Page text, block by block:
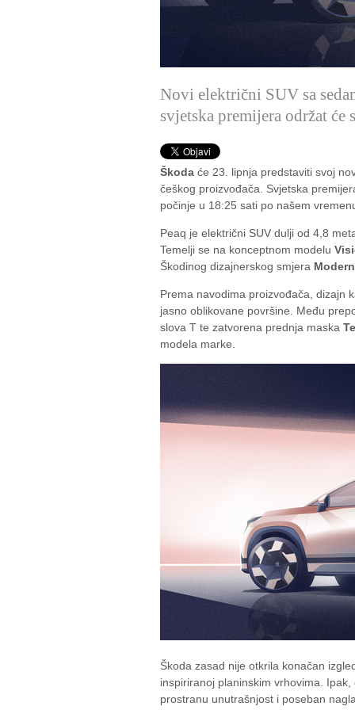
Novi električni SUV sa
svjetska premijera održat će
Škoda će 23. lipnja predstaviti svoj
češkog proizvođača. Svjetska
počinje u 18:25 sati po našem
Peaq je električni SUV dulji od 4,8
Temelji se na konceptnom modelu
Škodinog dizajnerskog smjera
Prema navodima proizvođača, dizajn
jasno oblikovane površine. Među
slova T te zatvorena prednja maska
modela marke.
Škoda zasad nije otkrila konačan
inspiriranoj planinskim vrhovima.
prostranu unutrašnjost i poseban